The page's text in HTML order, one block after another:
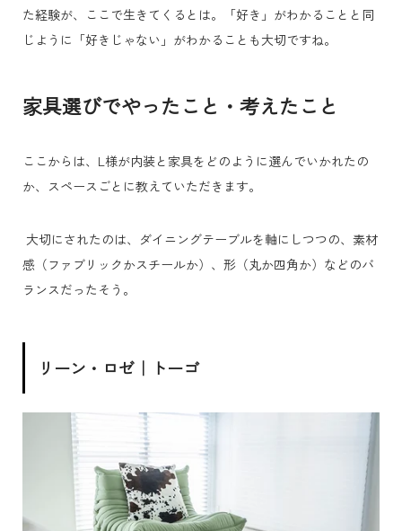
た経験が、ここで生きてくるとは。「好き」がわかることと同
じように「好きじゃない」がわかることも大切ですね。
家具選びでやったこと・考えたこと
ここからは、L様が内装と家具をどのように選んでいかれたの
か、スペースごとに教えていただきます。
大切にされたのは、ダイニングテーブルを軸にしつつの、素材
感（ファブリックかスチールか）、形（丸か四角か）などのバ
ランスだったそう。
リーン・ロゼ｜トーゴ